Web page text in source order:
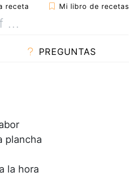
receta Mi libro de recetas
PREGUNTAS
plancha
la hora